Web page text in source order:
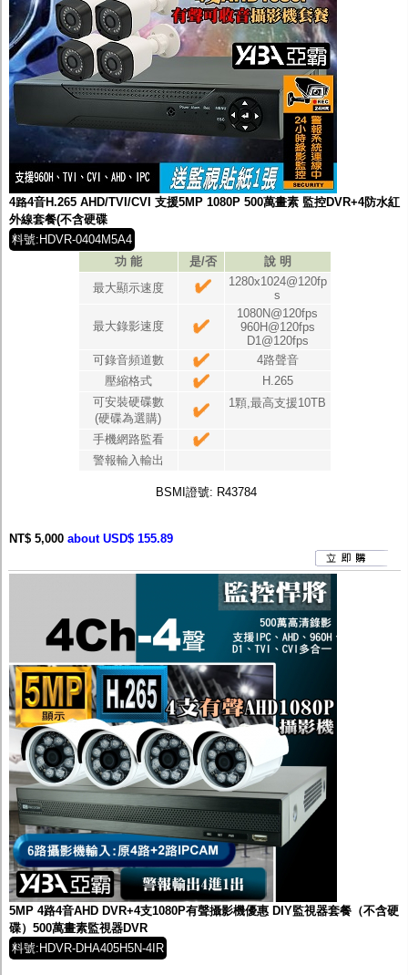
4路4音H.265 AHD/TVI/CVI 支援5MP 1080P 500萬畫素 監控DVR+4防水紅
外線套餐(不含硬碟
料號:HDVR-0404M5A4
功 能
是/否
說 明
最大顯示速度
1280x1024@120fp
s
最大錄影速度
1080N@120fps
960H@120fps
D1@120fps
可錄音頻道數
4路聲音
壓縮格式
H.265
可安裝硬碟數
(硬碟為選購)
1顆,最高支援10TB
手機網路監看
警報輸入輸出
BSMI證號: R43784
NT$ 5,000 about USD$ 155.89
5MP 4路4音AHD DVR+4支1080P有聲攝影機優惠 DIY監視器套餐（不含硬
碟）500萬畫素監視器DVR
料號:HDVR-DHA405H5N-4IR